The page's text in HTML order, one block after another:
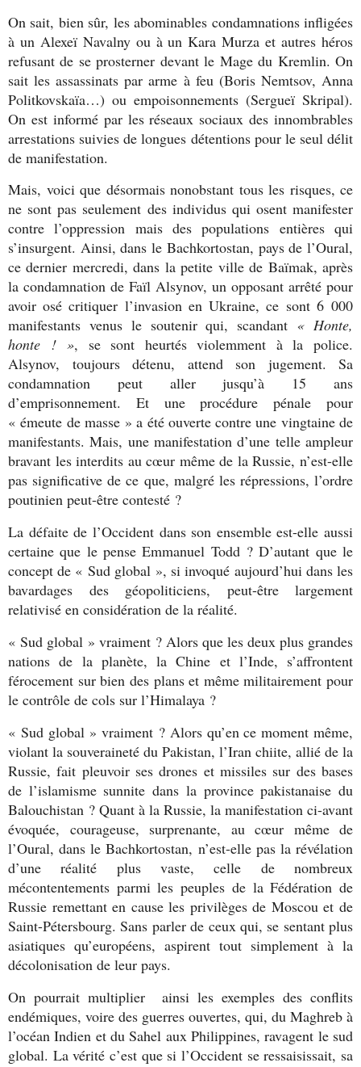
On sait, bien sûr, les abominables condamnations infligées
à un Alexeï Navalny ou à un Kara Murza et autres héros
refusant de se prosterner devant le Mage du Kremlin. On
sait les assassinats par arme à feu (Boris Nemtsov, Anna
Politkovskaïa…) ou empoisonnements (Sergueï Skripal).
On est informé par les réseaux sociaux des innombrables
arrestations suivies de longues détentions pour le seul délit
de manifestation.
Mais, voici que désormais nonobstant tous les risques, ce
ne sont pas seulement des individus qui osent manifester
contre l’oppression mais des populations entières qui
s’insurgent. Ainsi, dans le Bachkortostan, pays de l’Oural,
ce dernier mercredi, dans la petite ville de Baïmak, après
la condamnation de Faïl Alsynov, un opposant arrêté pour
avoir osé critiquer l’invasion en Ukraine, ce sont 6 000
manifestants venus le soutenir qui, scandant « Honte,
honte ! », se sont heurtés violemment à la police.
Alsynov, toujours détenu, attend son jugement. Sa
condamnation peut aller jusqu’à 15 ans
d’emprisonnement. Et une procédure pénale pour
« émeute de masse » a été ouverte contre une vingtaine de
manifestants. Mais, une manifestation d’une telle ampleur
bravant les interdits au cœur même de la Russie, n’est-elle
pas significative de ce que, malgré les répressions, l’ordre
poutinien peut-être contesté ?
La défaite de l’Occident dans son ensemble est-elle aussi
certaine que le pense Emmanuel Todd ? D’autant que le
concept de « Sud global », si invoqué aujourd’hui dans les
bavardages des géopoliticiens, peut-être largement
relativisé en considération de la réalité.
« Sud global » vraiment ? Alors que les deux plus grandes
nations de la planète, la Chine et l’Inde, s’affrontent
férocement sur bien des plans et même militairement pour
le contrôle de cols sur l’Himalaya ?
« Sud global » vraiment ? Alors qu’en ce moment même,
violant la souveraineté du Pakistan, l’Iran chiite, allié de la
Russie, fait pleuvoir ses drones et missiles sur des bases
de l’islamisme sunnite dans la province pakistanaise du
Balouchistan ? Quant à la Russie, la manifestation ci-avant
évoquée, courageuse, surprenante, au cœur même de
l’Oural, dans le Bachkortostan, n’est-elle pas la révélation
d’une réalité plus vaste, celle de nombreux
mécontentements parmi les peuples de la Fédération de
Russie remettant en cause les privilèges de Moscou et de
Saint-Pétersbourg. Sans parler de ceux qui, se sentant plus
asiatiques qu’européens, aspirent tout simplement à la
décolonisation de leur pays.
On pourrait multiplier
ainsi les exemples des conflits
endémiques, voire des guerres ouvertes, qui, du Maghreb à
l’océan Indien et du Sahel aux Philippines, ravagent le sud
global. La vérité c’est que si l’Occident se ressaisissait, sa